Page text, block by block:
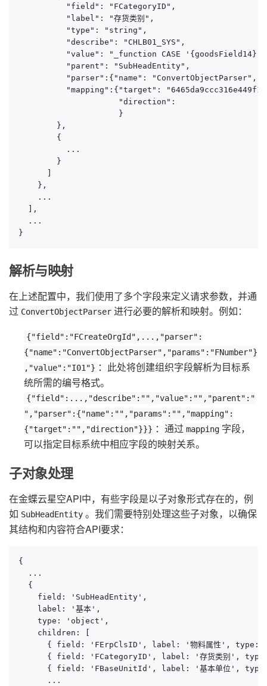
          "field": "FCategoryID",
          "label": "存货类别",
          "type": "string",
          "describe": "CHLB01_SYS",
"value": "_function CASE '{goodsField14}'
          "parent": "SubHeadEntity",
"parser":{"name": "ConvertObjectParser",
"mapping":{"target":
                     "direction":
                     }
        },
        {
          ...
        }
    },
    ...
  ],
  ...
}
解析与映射
在上述配置中，我们使用了多个字段来定义请求参数，并通
过 ConvertObjectParser 进行必要的解析和映射。例如：
{"field":"FCreateOrgId",...,"parser":
{"name":"ConvertObjectParser","params":"FNumber"}
,"value":"I01"} ：此处将创建组织字段解析为目标系
统所需的编号格式。
{"field":...,"describe":"","value":"","parent":"
","parser":{"name":"","params":"","mapping":
{"target":"","direction"}}} ：通过 mapping 字段，
可以指定目标系统中相应字段的映射关系。
子对象处理
在金蝶云星空API中，有些字段是以子对象形式存在的，例
如 SubHeadEntity 。我们需要特别处理这些子对象，以确保
其结构和内容符合API要求：
{
  ...
  {
    field: 'SubHeadEntity',
    label: '基本',
    type: 'object',
    children: [
{ field: 'FErpClsID', label: '物料属性', type:
{ field: 'FCategoryID', label: '存货类别',
{ field: 'FBaseUnitId', label: '基本单位',
      ...